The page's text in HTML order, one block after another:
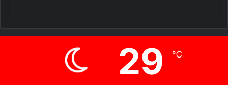
29 ℃